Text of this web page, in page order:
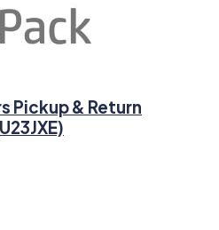
Pickup & Return